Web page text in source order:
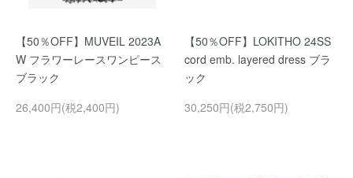
【50％OFF】MUVEIL 2023A
W フラワーレースワンピース
ブラック
26,400円(税2,400円)
【50％OFF】LOKITHO 24SS
cord emb. layered dress ブラ
ック
30,250円(税2,750円)